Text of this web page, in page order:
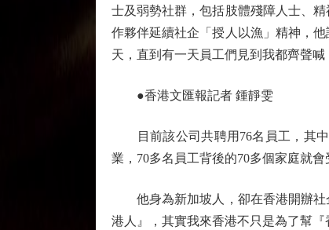
士及弱勢社群，包括肢體殘障人士、
作夥伴延續社企「授人以漁」精神，
天，直到有一天員工們見到我都齊聲
●香港文匯報記者 鍾靜雯
目前該公司共聘用76名員工，其中
業，70多名員工背後的70多個家庭就
他身為新加坡人，卻在香港開辦社
港人』，其實我來香港不只是為了幫